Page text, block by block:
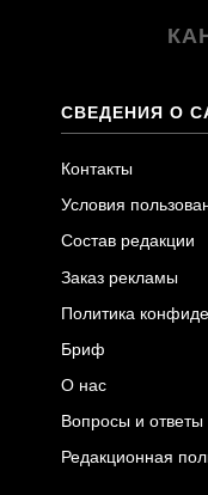
СВЕДЕНИЯ О
Контакты
Условия
Состав редакции
Заказ рекламы
Политика
Бриф
О нас
Вопросы и ответы
Редакционная